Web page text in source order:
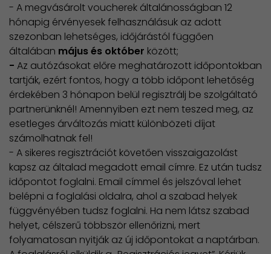
​- A megvásárolt voucherek általánosságban 12
hónapig érvényesek felhasználásuk az adott
szezonban lehetséges, időjárástól függően
általában május és október között;
- Az autózásokat előre meghatározott időpontokban
tartják, ezért fontos, hogy a több időpont lehetőség
érdekében 3 hónapon belül regisztrálj be szolgáltató
partnerünknél! Amennyiben ezt nem teszed meg, az
esetleges árváltozás miatt különbözeti díjat
számolhatnak fel!
- A sikeres regisztrációt követően visszaigazolást
kapsz az általad megadott email címre. Ez után tudsz
időpontot foglalni. Email címmel és jelszóval lehet
belépni a foglalási oldalra, ahol a szabad helyek
függvényében tudsz foglalni. Ha nem látsz szabad
helyet, célszerű többször ellenőrizni, mert
folyamatosan nyitják az új időpontokat a naptárban.